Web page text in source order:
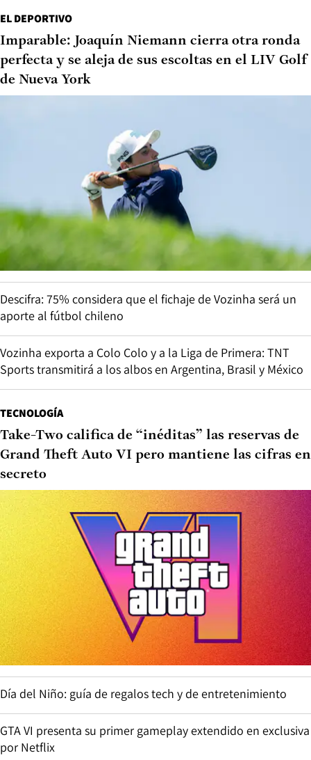
EL DEPORTIVO
Imparable: Joaquín Niemann cierra otra ronda
perfecta y se aleja de sus escoltas en el LIV Golf
de Nueva York
Descifra: 75% considera que el fichaje de Vozinha será un
aporte al fútbol chileno
Vozinha exporta a Colo Colo y a la Liga de Primera: TNT
Sports transmitirá a los albos en Argentina, Brasil y México
TECNOLOGÍA
Take-Two califica de “inéditas” las reservas de
Grand Theft Auto VI pero mantiene las cifras en
secreto
Día del Niño: guía de regalos tech y de entretenimiento
GTA VI presenta su primer gameplay extendido en exclusiva
por Netflix